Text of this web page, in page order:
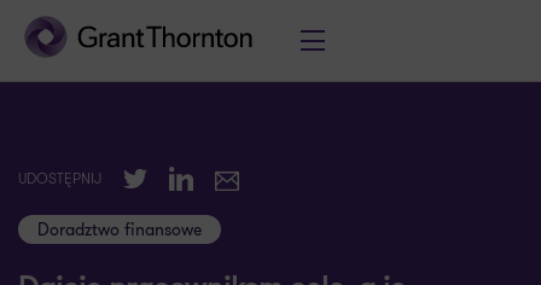
UDOSTĘPNIJ TwitterLinkedIn
E-mail
Doradztwo finansowe